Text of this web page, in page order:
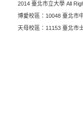
2014 臺北市立大學 All
博愛校區：10048 臺北市
天母校區：11153 臺北市